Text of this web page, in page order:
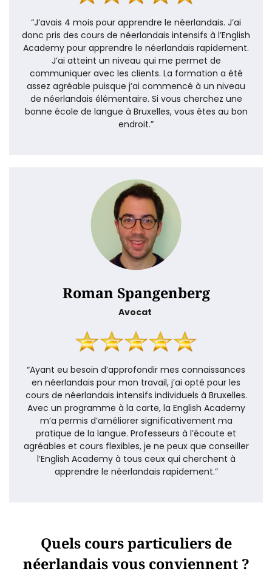
“J’avais 4 mois pour apprendre le néerlandais. J’ai
donc pris des cours de néerlandais intensifs à l’English
Academy pour apprendre le néerlandais rapidement.
J’ai atteint un niveau qui me permet de
communiquer avec les clients. La formation a été
assez agréable puisque j’ai commencé à un niveau
de néerlandais élémentaire. Si vous cherchez une
bonne école de langue à Bruxelles, vous êtes au bon
endroit.”
Roman Spangenberg
Avocat
“Ayant eu besoin d’approfondir mes connaissances
en néerlandais pour mon travail, j’ai opté pour les
cours de néerlandais intensifs individuels à Bruxelles.
Avec un programme à la carte, la English Academy
m’a permis d’améliorer significativement ma
pratique de la langue. Professeurs à l’écoute et
agréables et cours flexibles, je ne peux que conseiller
l’English Academy à tous ceux qui cherchent à
apprendre le néerlandais rapidement.”
Quels cours particuliers de
néerlandais vous conviennent ?